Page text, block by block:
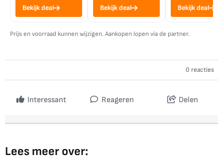
Bekijk deal Bekijk deal Bekijk deal
Prijs en voorraad kunnen wijzigen. Aankopen lopen via de partner.
0 reacties
Interessant Reageren Delen
Lees meer over: